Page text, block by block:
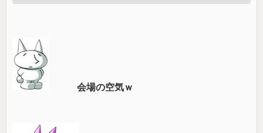
会場の空気ｗ